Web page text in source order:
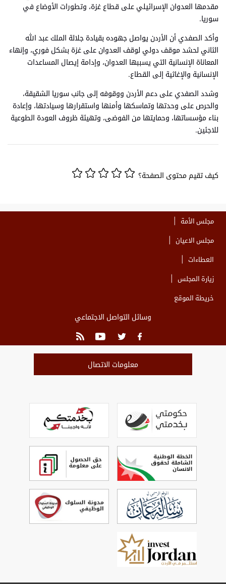
مقدمها العدوان الإسرائيلي على قطاع غزة، وتطورات الأوضاع في
سوريا.
وأكد الصفدي أن الأردن يواصل جهوده بقيادة جلالة الملك عبد الله
الثاني لحشد موقف دولي لوقف العدوان على غزة بشكل فوري، وإنهاء
المعاناة الإنسانية التي يسببها العدوان، وإدامة إيصال المساعدات
الإنسانية والإغاثية إلى القطاع.
وشدد الصفدي على دعم الأردن ووقوفه إلى جانب سوريا الشقيقة،
والحرص على وحدتها وتماسكها وأمنها واستقرارها وسيادتها، وإعادة
بناء مؤسساتها، وحمايتها من الفوضى، وتهيئة ظروف العودة الطوعية
للاجئين.
كيف تقيم محتوى الصفحة؟
مجلس الأمة
مجلس الاعيان
العطاءات
زيارة المجلس
خريطة الموقع
وسائل التواصل الاجتماعي
معلومات الاتصال